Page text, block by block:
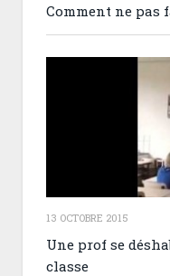
Comment ne pas
13 OCTOBRE 2015
Une prof se
classe